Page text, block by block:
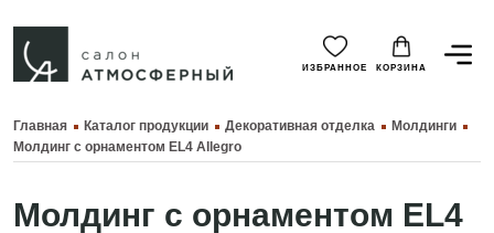
ИЗБРАННОЕ КОРЗИНА
Главная Каталог продукции Декоративная отделка
Молдинги
Молдинг с орнаментом EL4 Allegro
Молдинг с орнаментом EL4